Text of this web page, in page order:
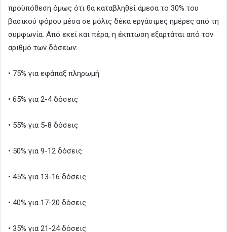
προϋπόθεση όμως ότι θα καταβληθεί άμεσα το 30% του
βασικού φόρου μέσα σε μόλις δέκα εργάσιμες ημέρες από τη
συμφωνία. Από εκεί και πέρα, η έκπτωση εξαρτάται από τον
αριθμό των δόσεων:
• 75% για εφάπαξ πληρωμή
• 65% για 2-4 δόσεις
• 55% για 5-8 δόσεις
• 50% για 9-12 δόσεις
• 45% για 13-16 δόσεις
• 40% για 17-20 δόσεις
• 35% για 21-24 δόσεις